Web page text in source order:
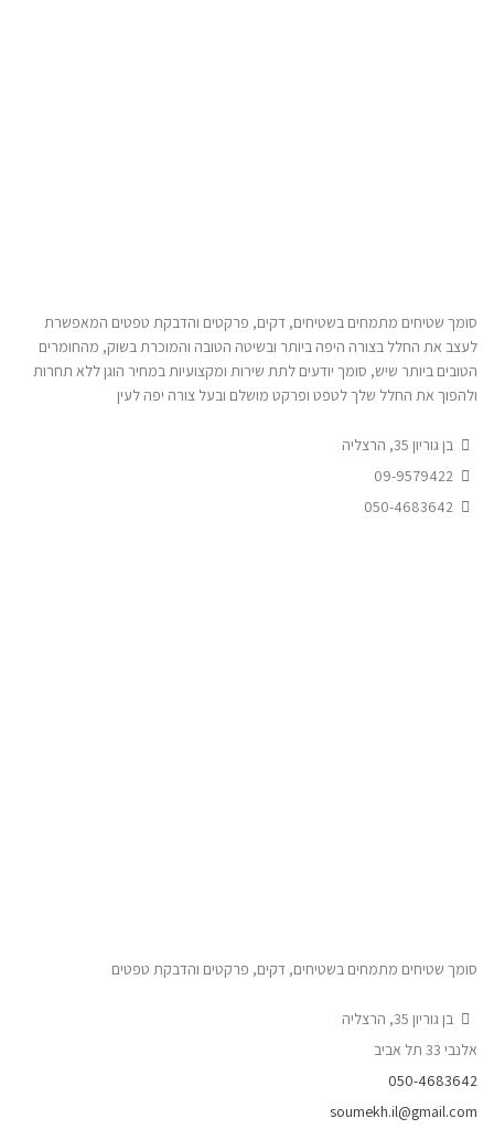
סומך שטיחים מתמחים בשטיחים, דקים, פרקטים והדבקת טפטים המאפשרת
לעצב את החלל בצורה היפה ביותר ובשיטה הטובה והמוכרת בשוק, מהחומרים
הטובים ביותר שיש, סומך יודעים לתת שירות ומקצועיות במחיר הוגן ללא תחרות
ולהפוך את החלל שלך לטפט ופרקט מושלם ובעל צורה יפה לעין
בן גוריון 35, הרצליה
סומך שטיחים מתמחים בשטיחים, דקים, פרקטים והדבקת טפטים
בן גוריון 35, הרצליה
אלנבי 33 תל אביב
050-4683642
soumekh.il@gmail.com